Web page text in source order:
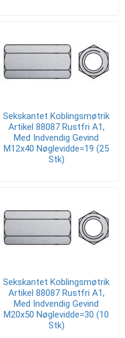
Sekskantet Koblingsmøtrik
Artikel 88087 Rustfri A1,
Med Indvendig Gevind
M12x40 Nøglevidde=19 (25
Stk)
Sekskantet Koblingsmøtrik
Artikel 88087 Rustfri A1,
Med Indvendig Gevind
M20x50 Nøglevidde=30 (10
Stk)